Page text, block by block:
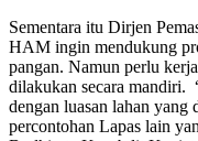
Sementara itu Dirjen
HAM ingin mendukung
pangan. Namun perlu
dilakukan secara mandiri.
dengan luasan lahan
percontohan Lapas lain